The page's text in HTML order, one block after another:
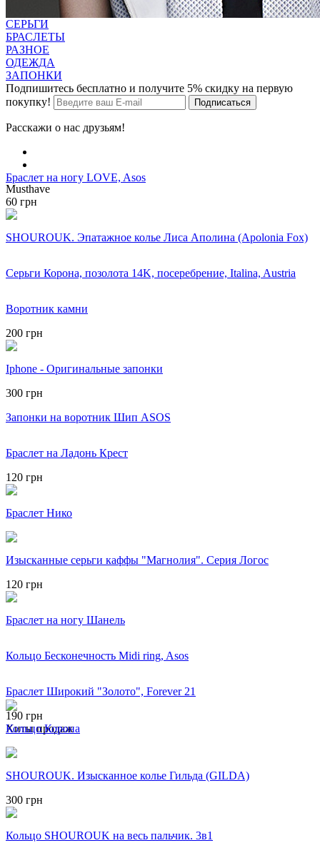
СЕРЬГИ
БРАСЛЕТЫ
РАЗНОЕ
ОДЕЖДА
ЗАПОНКИ
Подпишитесь бесплатно и получите 5% скидку на первую
покупку!
Расскажи о нас друзьям!
Musthave
Браслет на ногу LOVE, Asos
60 грн
SHOUROUK. Эпатажное колье Лиса Аполина (Apolonia Fox)
Серьги Корона, позолота 14K, посеребрение, Italina, Austria
Воротник камни
200 грн
Iphone - Оригинальные запонки
300 грн
Запонки на воротник Шип ASOS
Браслет на Ладонь Крест
120 грн
Браслет Нико
Изысканные серьги каффы "Магнолия". Серия Логос
120 грн
Браслет на ногу Шанель
Кольцо Бесконечность Midi ring, Asos
Браслет Широкий "Золото", Forever 21
190 грн
Хиты продаж
Кольцо Корона
SHOUROUK. Изысканное колье Гильда (GILDA)
300 грн
Кольцо SHOUROUK на весь пальчик. 3в1